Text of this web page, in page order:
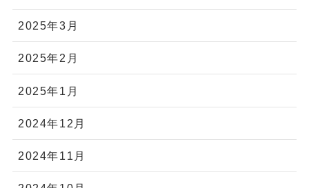
2025年3月
2025年2月
2025年1月
2024年12月
2024年11月